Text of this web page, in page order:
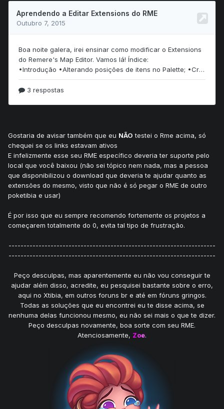
Gostaria de avisar também que eu NÃO testei o Rme acima, só
chequei se os links estavam ativos
E infelizmente esse seu RME específico deveria ter suporte pelo
local que você baixou (não sei tópico nem nada, mas a pessoa
que disponibilizou o download que deveria te ajudar quanto as
extensões do mesmo, visto que não é só pegar o RME de outro
poketibia e usar)
É por isso que eu sempre recomendo fortemente os projetos a
começarem totalmente do 0, evita tal tipo de frustração.
---------------------------------------------------------------------
---------------------------------------------------------------------
Peço desculpas, mas aparentemente eu não vou conseguir te
ajudar além disso, acredite, eu pesquisei bastante sobre o erro,
aqui no Xtibia, em outros foruns br e até em fóruns gringos.
Todas as soluções que eu encontrei eu te disse acima, se
nenhuma delas funcionou mesmo, eu não sei mais o que te dizer.
Peço desculpas novamente, boa sorte com seu RME.
Atenciosamente, Zoe.